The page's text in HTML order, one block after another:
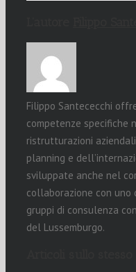
Filippo Santececchi
competenze specifiche
ristrutturazioni
planning e
sviluppate anche nel
collaborazione con uno
gruppi di consulenza
del Lussemburgo.